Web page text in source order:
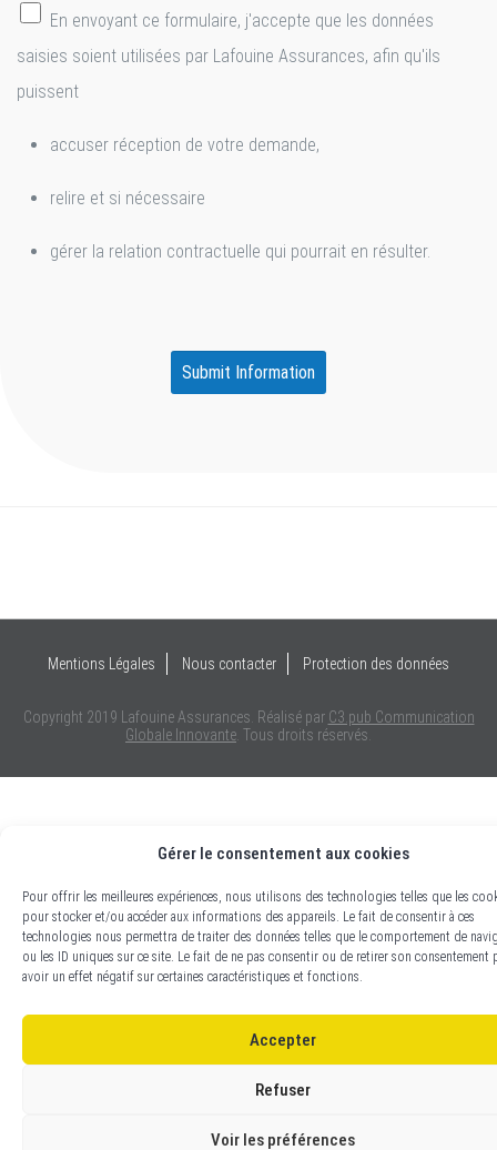
Gérer le consentement aux cookies
Pour offrir les meilleures expériences, nous utilisons des technologies telles que les
pour stocker et/ou accéder aux informations des appareils. Le fait de consentir à ces
technologies nous permettra de traiter des données telles que le comportement de
ou les ID uniques sur ce site. Le fait de ne pas consentir ou de retirer son consentement
avoir un effet négatif sur certaines caractéristiques et fonctions.
Accepter
Refuser
Voir les préférences
En envoyant ce formulaire, j'accepte que les données
saisies soient utilisées par Lafouine Assurances, afin qu'ils
puissent
accuser réception de votre demande,
relire et si nécessaire
gérer la relation contractuelle qui pourrait en résulter.
Mentions Légales Nous contacter Protection des données
Copyright 2019 Lafouine Assurances. Réalisé par C3.pub Communication
Globale Innovante . Tous droits réservés.